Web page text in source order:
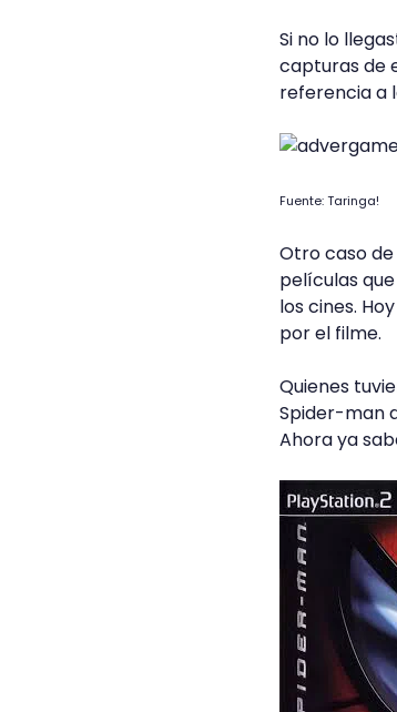
Si no lo
capturas de
referencia a
Fuente: Taringa!
Otro caso de
películas
los cines.
por el filme.
Quienes
Spider-man
Ahora ya